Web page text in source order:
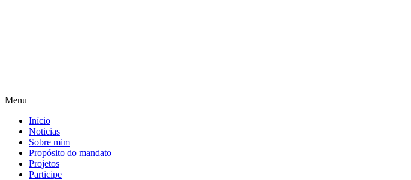
Menu
Início
Noticias
Sobre mim
Propósito do mandato
Projetos
Participe